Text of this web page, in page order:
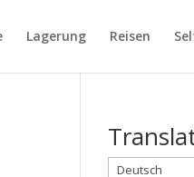
Lagerung Reisen